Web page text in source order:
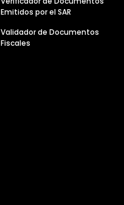
Emitidos por el SAR
Validador de Documentos
Fiscales